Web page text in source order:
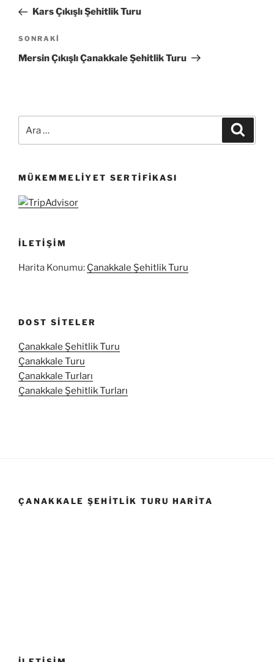
YazıKars Çıkışlı Şehitlik Turu
Sonraki
Yazı
SONRAKI
Mersin Çıkışlı Çanakkale Şehitlik Turu
MÜKEMMELIYET SERTIFIKASI
İLETIŞIM
Harita Konumu: Çanakkale Şehitlik Turu
DOST SITELER
Çanakkale Şehitlik Turu
Çanakkale Turu
Çanakkale Turları
Çanakkale Şehitlik Turları
ÇANAKKALE ŞEHITLIK TURU HARITA